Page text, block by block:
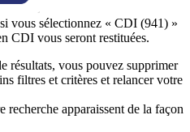
vous sélectionnez « CDI (941) »
CDI vous seront restituées.
résultats, vous pouvez supprimer
filtres et critères et relancer votre
recherche apparaissent de la façon